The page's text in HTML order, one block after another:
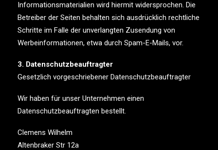
Informationsmaterialien wird hiermit widersprochen. Die
Betreiber der Seiten behalten sich ausdrücklich rechtliche
Schritte im Falle der unverlangten Zusendung von
Werbeinformationen, etwa durch Spam-E-Mails, vor.
3. Datenschutzbeauftragter
Gesetzlich vorgeschriebener Datenschutzbeauftragter
Wir haben für unser Unternehmen einen
Datenschutzbeauftragten bestellt.
Clemens Wilhelm
Altenbraker Str 12a